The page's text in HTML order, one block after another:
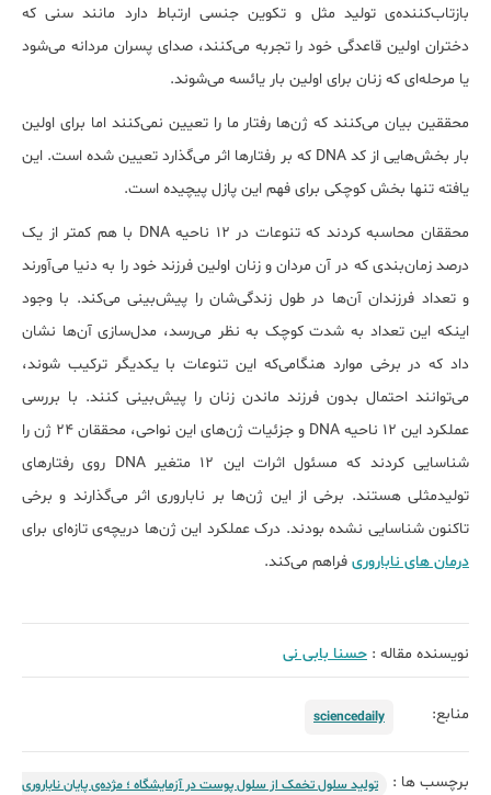
بازتاب‌کننده‌ی تولید مثل و تکوین جنسی ارتباط دارد مانند سنی که
دختران اولین قاعدگی خود را تجربه می‌کنند، صدای پسران مردانه می‌شود
یا مرحله‌ای که زنان برای اولین بار یائسه می‌شوند.
محققین بیان می‌کنند که ژن‌ها رفتار ما را تعیین نمی‌کنند اما برای اولین
بار بخش‌هایی از کد DNA که بر رفتارها اثر می‌گذارد تعیین شده است. این
یافته تنها بخش کوچکی برای فهم این پازل پیچیده است.
محققان محاسبه کردند که تنوعات در 12 ناحیه DNA با هم کمتر از یک
درصد زمان‌بندی که در آن مردان و زنان اولین فرزند خود را به دنیا می‌آورند
و تعداد فرزندان آن‌ها در طول زندگی‌شان را پیش‌بینی می‌کند. با وجود
اینکه این تعداد به شدت کوچک به نظر می‌رسد، مدل‌سازی آن‌ها نشان
داد که در برخی موارد هنگامی‌که این تنوعات با یکدیگر ترکیب شوند،
می‌توانند احتمال بدون فرزند ماندن زنان را پیش‌بینی کنند. با بررسی
عملکرد این 12 ناحیه DNA و جزئیات ژن‌های این نواحی، محققان 24 ژن را
شناسایی کردند که مسئول اثرات این 12 متغیر DNA روی رفتارهای
تولیدمثلی هستند. برخی از این ژن‌ها بر ناباروری اثر می‌گذارند و برخی
تاکنون شناسایی نشده بودند. درک عملکرد این ژن‌ها دریچه‌ی تازه‌ای برای
درمان های ناباروری فراهم می‌کند.
نویسنده مقاله : حسنا بابی نی
منابع: sciencedaily
برچسب ها : تولید سلول تخمک از سلول‌ پوست در آزمایشگاه ؛ مژده‌ی‌ پایان ناباروری!